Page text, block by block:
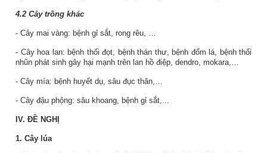
4.2 Cây trồng khác
- Cây mai vàng: bệnh gỉ sắt, rong rêu, …
- Cây hoa lan: bệnh thối đọt, bệnh thán thư, bệnh đốm lá, bệnh thối
nhũn phát sinh gây hại mạnh trên lan hồ điệp, dendro, mokara,…
- Cây mía: bệnh huyết dụ, sâu đục thân,…
- Cây đậu phộng: sâu khoang, bệnh gỉ sắt,...
IV. ĐỀ NGHỊ
1. Cây lúa